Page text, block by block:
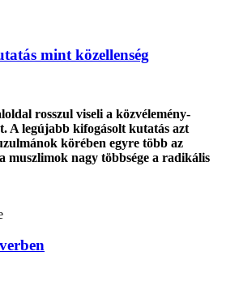
mint közellenség
rosszul viseli a közvélemény-
A legújabb kifogásolt kutatás azt
körében egyre több az
muszlimok nagy többsége a radikális